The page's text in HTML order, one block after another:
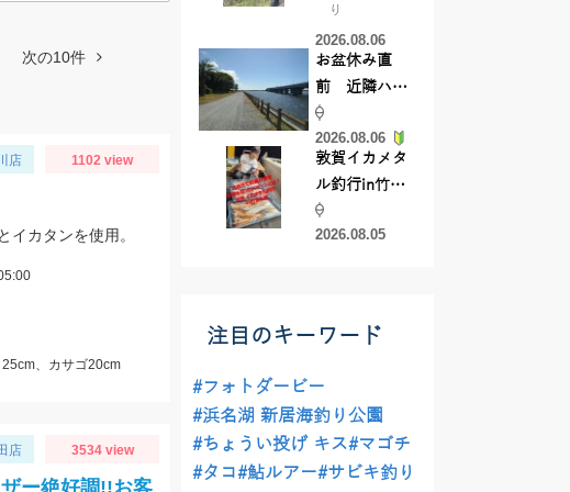
次の10件
店 1102 view
カタンを使用。
、カサゴ20cm
店 3534 view
ー絶好調!!お客
【45cmキャ
ッチ】
り
2026.08.06
お盆休み直
前 近隣ハゼ
釣り場調査し
てきました
2026.08.06
敦賀イカメタ
ル釣行in竹宝
丸様 釣り方で
釣果が激変！
2026.08.05
注目のキーワード
#フォトダービー
#浜名湖 新居海釣り公園
#ちょうい投げ キス#マゴチ
#タコ#鮎ルアー#サビキ釣り